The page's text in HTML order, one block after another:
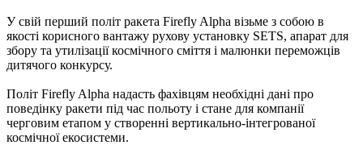
У свій перший політ ракета Firefly Alpha візьме з собою в
якості корисного вантажу рухову установку SETS, апарат для
збору та утилізації космічного сміття і малюнки переможців
дитячого конкурсу.
Політ Firefly Alpha надасть фахівцям необхідні дані про
поведінку ракети під час польоту і стане для компанії
черговим етапом у створенні вертикально-інтегрованої
космічної екосистеми.